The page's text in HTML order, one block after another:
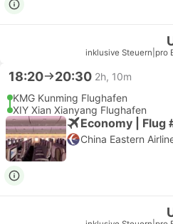
inklusive Steuern pro
18:20 20:30 2h, 10m
KMG Kunming Flughafen
XIY Xian Xianyang Flughafen
Economy | Flug
China Eastern